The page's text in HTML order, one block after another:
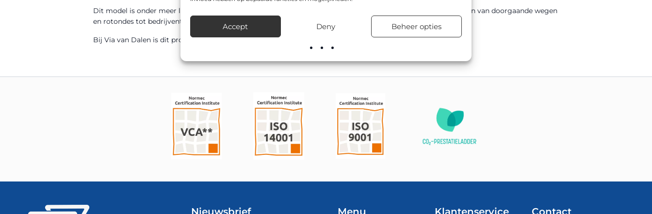
Accept Deny Beheer opties
Dit model is onder meer leverbaar in de afmetingen Driehoek 900mm, Driehoek 700mm. Toepassingen variëren van doorgaande wegen
en rotondes tot bedrijventerreinen, schoolzones en woonwijken.
Bij Via van Dalen is dit product snel leverbaar; onze montageploegen kunnen het ook vakkundig plaatsen.
Nieuwsbrief Menu Klantenservice Contact